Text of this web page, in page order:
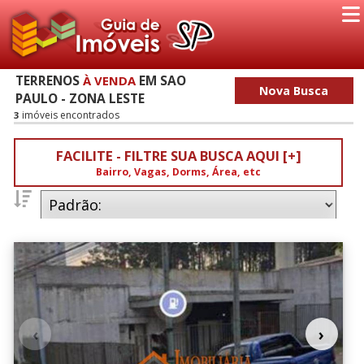
Nova Busca
TERRENOS À VENDAEM SAO
PAULO - ZONA LESTE
3 imóveis encontrados
FACILITE - FILTRE SUA BUSCA AQUI [+]
Bairro, Vagas, Dorms, Área, etc
0(3)
Vagas
0
Bairros - Veja o Mapa do Bairro
Sao Paulo - Zona Leste
‹ ›